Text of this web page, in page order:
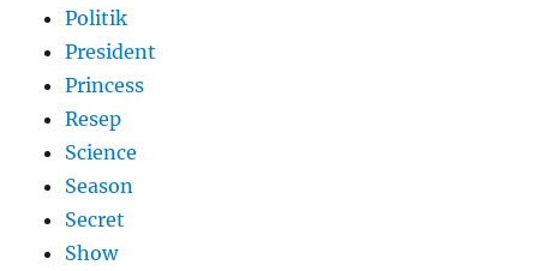
Politik
President
Princess
Resep
Science
Season
Secret
Show